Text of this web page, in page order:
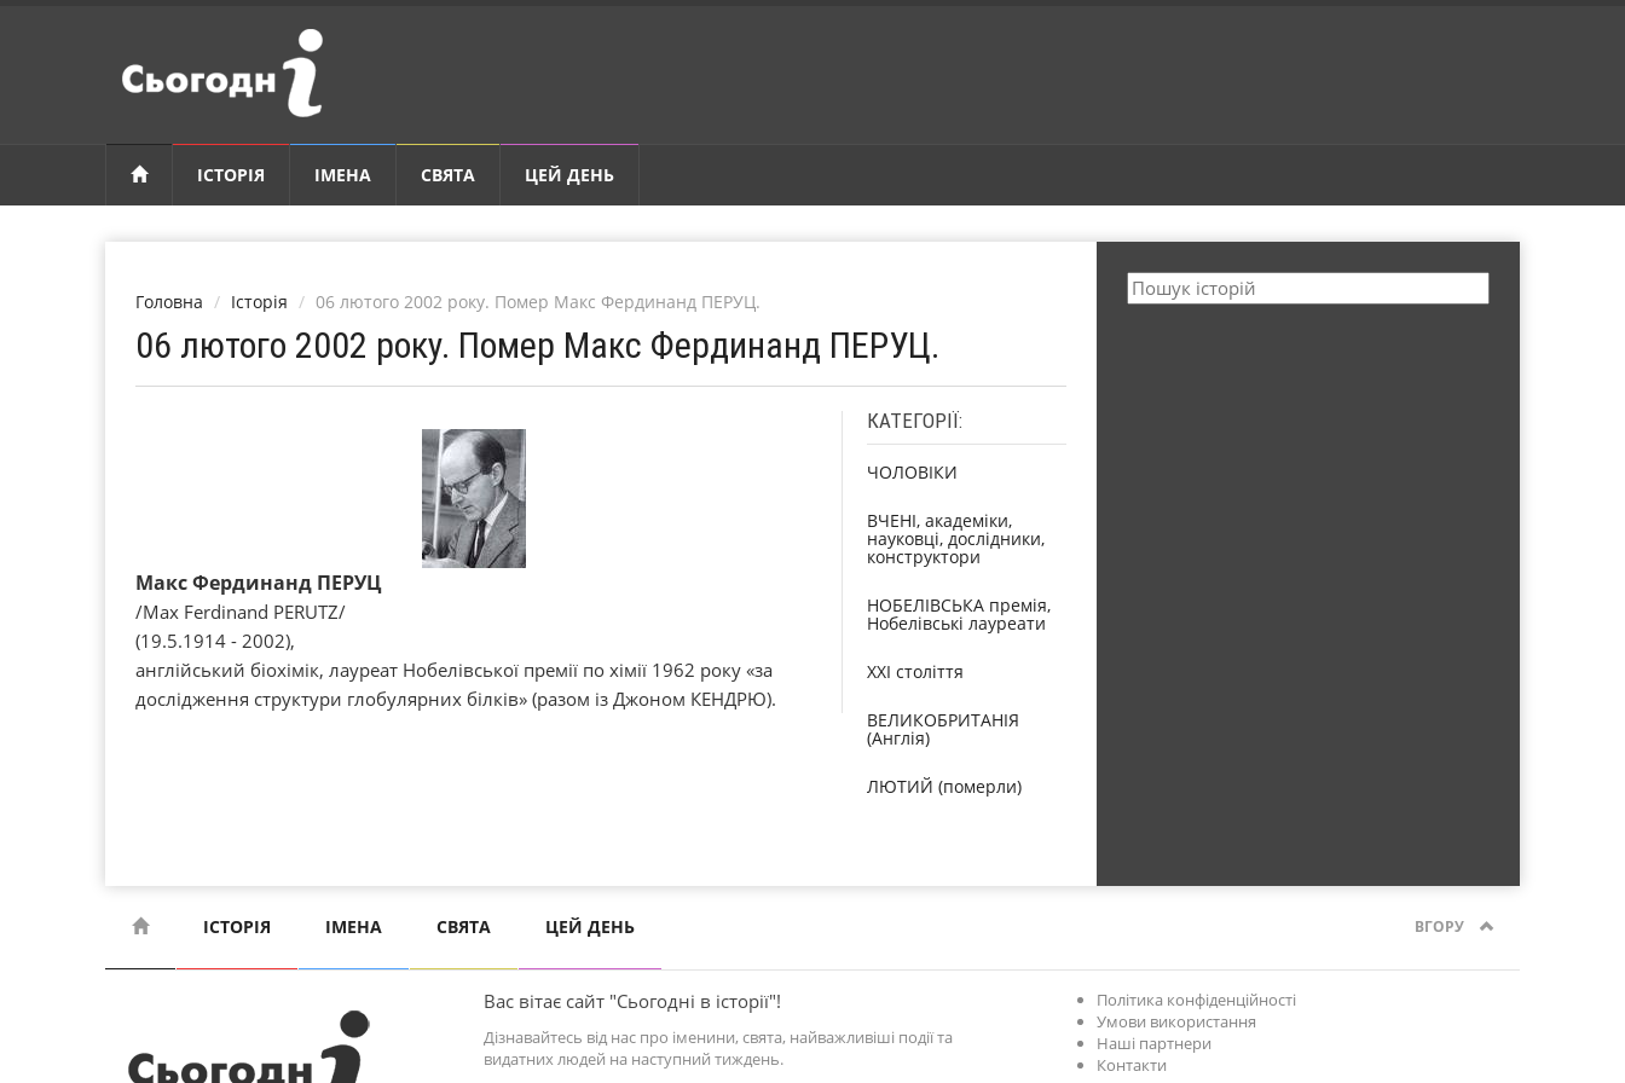
ІСТОРІЯ ІМЕНА СВЯТА ЦЕЙ ДЕНЬ
Головна Історія 06 лютого 2002 року. Помер Макс Фердинанд ПЕРУЦ.
06 лютого 2002 року. Помер Макс Фердинанд ПЕРУЦ.
Макс Фердинанд ПЕРУЦ
/Max Ferdinand PERUTZ/
(19.5.1914 - 2002),
англійський біохімік, лауреат Нобелівської премії по хімії 1962 року «за
дослідження структури глобулярних білків» (разом із Джоном КЕНДРЮ).
КАТЕГОРІЇ:
ЧОЛОВІКИ
ВЧЕНІ, академіки,
науковці, дослідники,
конструктори
НОБЕЛІВСЬКА премія,
Нобелівські лауреати
XXI століття
ВЕЛИКОБРИТАНІЯ
(Англія)
ЛЮТИЙ (померли)
ІСТОРІЯ ІМЕНА СВЯТА ЦЕЙ ДЕНЬ ВГОРУ
Вас вітає сайт "Сьогодні в історії"!
Дізнавайтесь від нас про іменини, свята, найважливіші події та
видатних людей на наступний тиждень.
Політика конфіденційності
Умови використання
Наші партнери
Контакти